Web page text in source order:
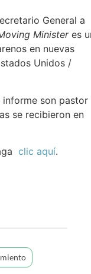
General a
Ministeres
en nuevas
Unidos /
son pastor
se recibieron en
clic aquí.